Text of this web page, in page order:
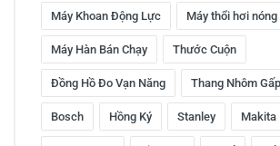
Máy Khoan Động Lực Máy thổi hơi nóng
Máy Hàn Bán Chạy Thước Cuộn
Đồng Hồ Đo Vạn Năng Thang Nhôm
Bosch Hồng Ký Stanley Makita